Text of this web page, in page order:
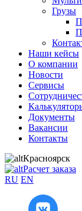
Грузы
Наши кейсы
О компании
Новости
Сервисы
Документы
Вакансии
Контакты
Красноярск
Расчет заказа
RU EN